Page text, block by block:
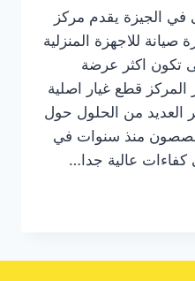
في الجيزة يقدم مركز
صيانة للاجهزة المنزلية
تكون اكثر عرضة
قطع غيار اصلية
من الحلول حول
منذ سنوات في
كفاءات عالية جدا…